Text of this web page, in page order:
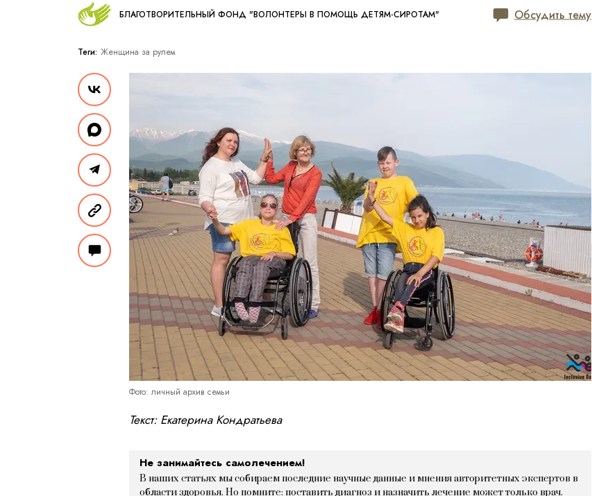
БЛАГОТВОРИТЕЛЬНЫЙ ФОНД "ВОЛОНТЕРЫ В ПОМОЩЬ ДЕТЯМ-СИРОТАМ" Обсудить тему
Теги: Женщина за рулем
Фото: личный архив семьи
Текст: Екатерина Кондратьева
Не занимайтесь самолечением!
В наших статьях мы собираем последние научные данные и мнения авторитетных экспертов в
области здоровья. Но помните: поставить диагноз и назначить лечение может только врач.